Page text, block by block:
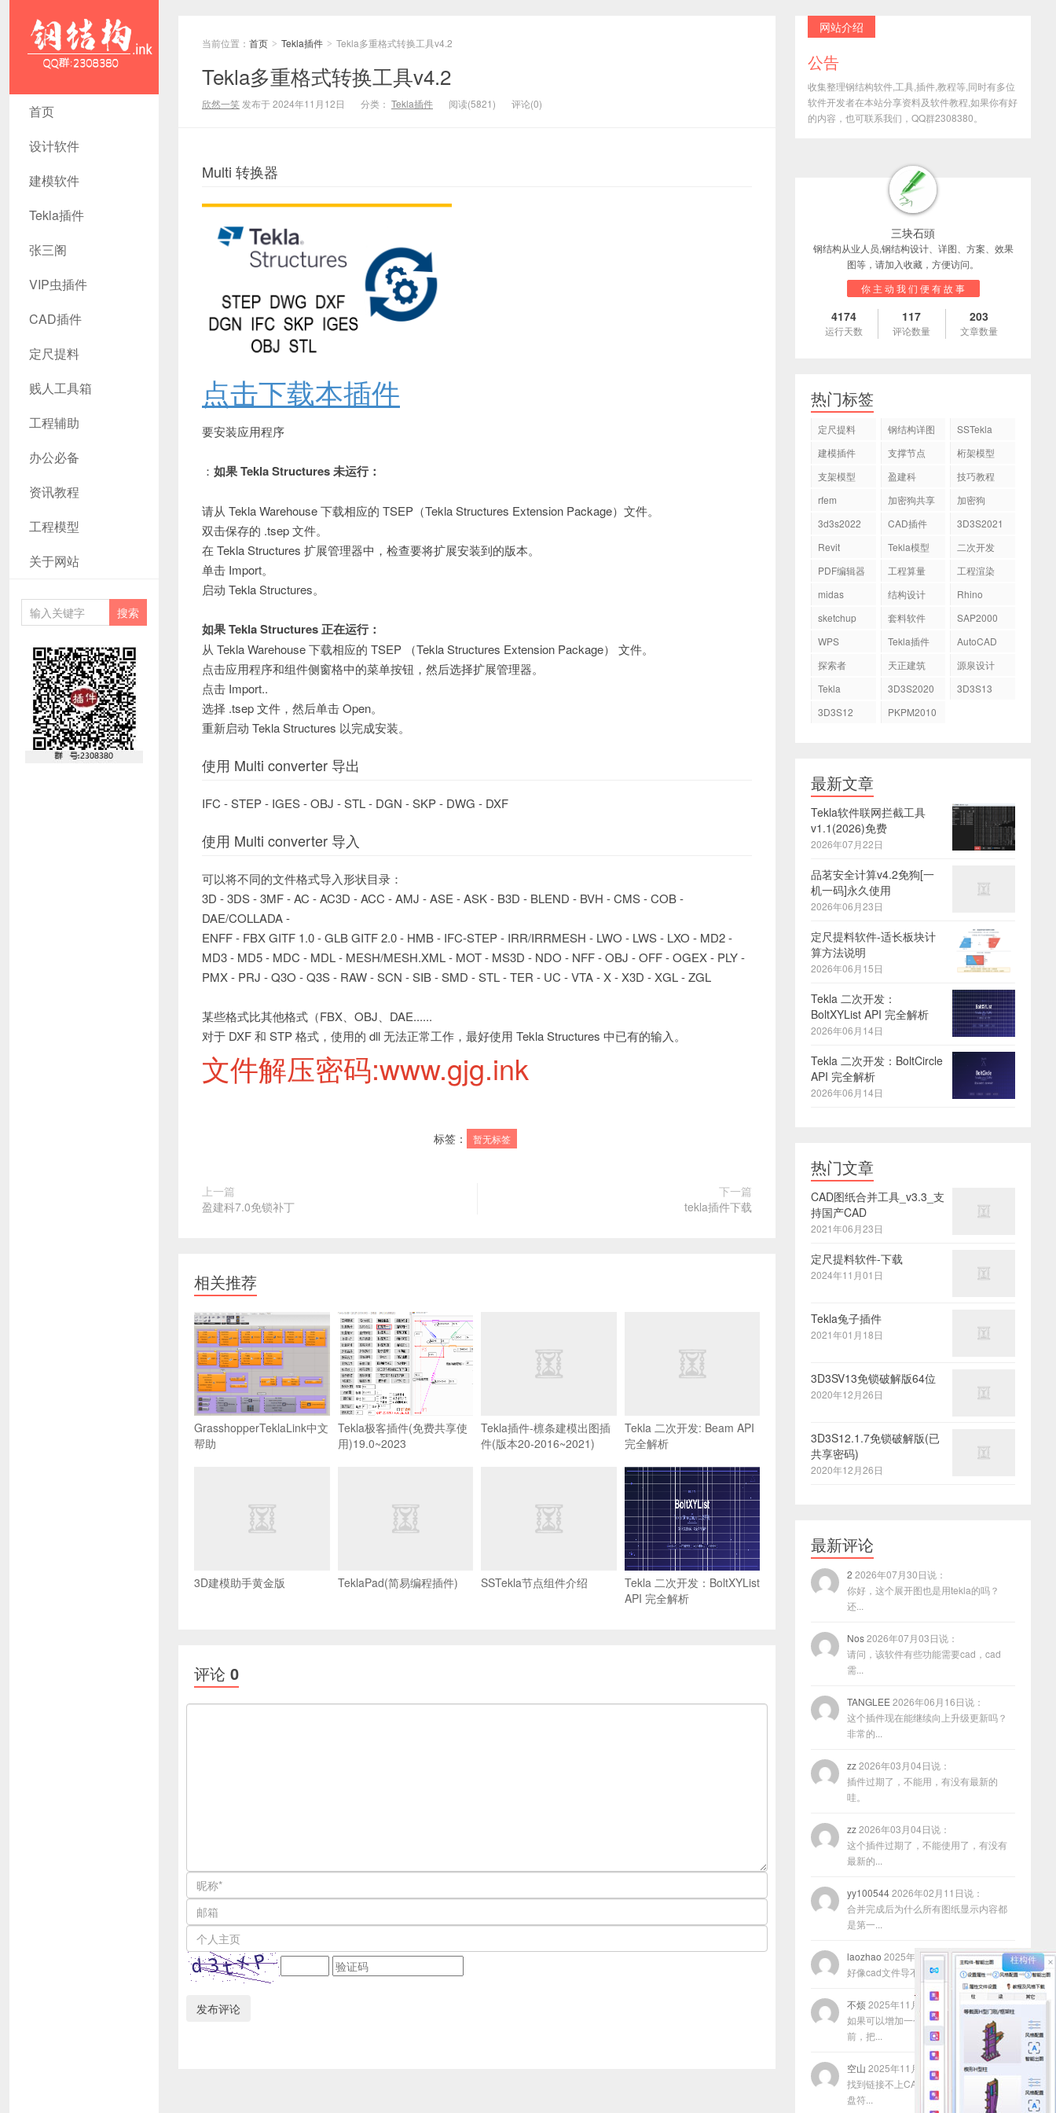
Tekla多重
格式转换工
具v4.2 - 钢
结构资源网
Tekla插件
CAD工具
犀牛GH汉
化 套料
首页
设计软件
建模软件
Tekla插件
张三阁
VIP虫插件
CAD插件
定尺提料
贱人工具箱
工程辅助
办公必备
资讯教程
工程模型
关于网站
当前位置： 首页 > Tekla插件 > Tekla多重格式转换工具v4.2
Tekla多重格式转换工具v4.2
欣然一笑 发布于 2024年11月12日 分类： Tekla插件 阅读(5821) 评论(0)
Multi 转换器
点击下载本插件
要安装应用程序
： 如果 Tekla Structures 未运行：
请从 Tekla Warehouse 下载相应的 TSEP（Tekla Structures Extension Package）文件。
双击保存的 .tsep 文件。
在 Tekla Structures 扩展管理器中，检查要将扩展安装到的版本。
单击 Import。
启动 Tekla Structures。
如果 Tekla Structures 正在运行：
从 Tekla Warehouse 下载相应的 TSEP （Tekla Structures Extension Package） 文件。
点击应用程序和组件侧窗格中的菜单按钮，然后选择扩展管理器。
点击 Import..
选择 .tsep 文件，然后单击 Open。
重新启动 Tekla Structures 以完成安装。
使用 Multi converter 导出
IFC - STEP - IGES - OBJ - STL - DGN - SKP - DWG - DXF
使用 Multi converter 导入
可以将不同的文件格式导入形状目录：
3D - 3DS - 3MF - AC - AC3D - ACC - AMJ - ASE - ASK - B3D - BLEND - BVH - CMS - COB -
DAE/COLLADA -
ENFF - FBX GITF 1.0 - GLB GITF 2.0 - HMB - IFC-STEP - IRR/IRRMESH - LWO - LWS - LXO - MD2 -
MD3 - MD5 - MDC - MDL - MESH/MESH.XML - MOT - MS3D - NDO - NFF - OBJ - OFF - OGEX - PLY -
PMX - PRJ - Q3O - Q3S - RAW - SCN - SIB - SMD - STL - TER - UC - VTA - X - X3D - XGL - ZGL
某些格式比其他格式（FBX、OBJ、DAE......
对于 DXF 和 STP 格式，使用的 dll 无法正常工作，最好使用 Tekla Structures 中已有的输入。
文件解压密码:www.gjg.ink
标签： 暂无标签
上一篇
盈建科7.0免锁补丁
下一篇
tekla插件下载
相关推荐
GrasshopperTeklaLink中文
帮助
Tekla极客插件(免费共享使
用)19.0~2023
Tekla插件-檩条建模出图插
件(版本20-2016~2021)
Tekla 二次开发: Beam API
完全解析
3D建模助手黄金版 TeklaPad(简易编程插件) SSTekla节点组件介绍
Tekla 二次开发：BoltXYList
API 完全解析
评论 0
网站介绍
公告
收集整理钢结构软件,工具,插件,教程等,同时有多位
软件开发者在本站分享资料及软件教程,如果你有好
的内容，也可联系我们，QQ群2308380。
三块石頭
钢结构从业人员,钢结构设计、详图、方案、效果
图等，请加入收藏，方便访问。
你 主 动 我 们 便 有 故 事
4174
运行天数
117
评论数量
203
文章数量
热门标签
定尺提料 钢结构详图
SSTekla
建模插件
支撑节点
桁架模型
支架模型
盈建科
技巧教程
rfem
加密狗共享
加密狗
3d3s2022
CAD插件
3D3S2021
Revit
Tekla模型
二次开发
PDF编辑器
工程算量
工程渲染
midas
结构设计
Rhino
sketchup
套料软件
SAP2000
WPS
Tekla插件
AutoCAD
探索者
天正建筑
源泉设计
Tekla
3D3S2020
3D3S13
3D3S12
PKPM2010
最新文章
Tekla软件联网拦截工具
v1.1(2026)免费
2026年07月22日
品茗安全计算v4.2免狗[一
机一码]永久使用
2026年06月23日
定尺提料软件-适长板块计
算方法说明
2026年06月15日
Tekla 二次开发：
BoltXYList API 完全解析
2026年06月14日
Tekla 二次开发：BoltCircle
API 完全解析
2026年06月14日
热门文章
CAD图纸合并工具_v3.3_支
持国产CAD
2021年06月23日
定尺提料软件-下载
2024年11月01日
Tekla兔子插件
2021年01月18日
3D3SV13免锁破解版64位
2020年12月26日
3D3S12.1.7免锁破解版(已
共享密码)
2020年12月26日
最新评论
2 2026年07月30日说：
你好，这个展开图也是用tekla的吗？
还...
Nos2026年07月03日说：
请问，该软件有些功能需要cad，cad
需...
TANGLEE 2026年06月16日说：
这个插件现在能继续向上升级更新吗？
非常的...
zz2026年03月04日说：
插件过期了，不能用，有没有最新的
哇。
zz2026年03月04日说：
这个插件过期了，不能使用了，有没有
最新的...
yy1005442026年02月11日说：
合并完成后为什么所有图纸显示内容都
是第一...
laozhao 2025年11月22日说：
好像cad文件导不进去咋回事？
不烦2025年11月17日说：
如果可以增加一个功能，就是在合并以
前，把...
空山 2025年11月13日说：
找到链接不上CAD的原因了，程序放在
盘符...